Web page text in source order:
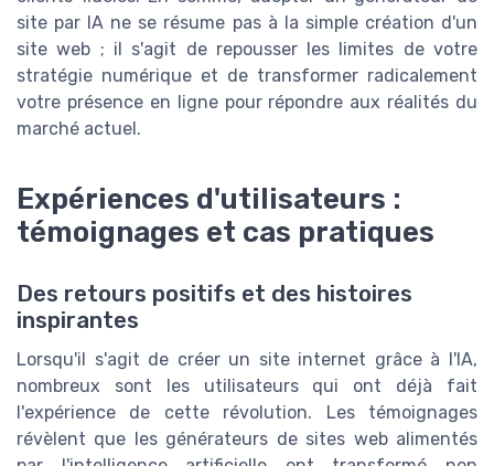
site par IA ne se résume pas à la simple création d'un
site web ; il s'agit de repousser les limites de votre
stratégie numérique et de transformer radicalement
votre présence en ligne pour répondre aux réalités du
marché actuel.
Expériences d'utilisateurs :
témoignages et cas pratiques
Des retours positifs et des histoires
inspirantes
Lorsqu'il s'agit de créer un site internet grâce à l'IA,
nombreux sont les utilisateurs qui ont déjà fait
l'expérience de cette révolution. Les témoignages
révèlent que les générateurs de sites web alimentés